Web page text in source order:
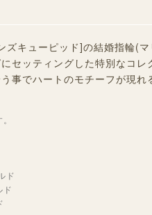
キューピッド]の結婚指輪(
セッティングした特別なコ
事でハートのモチーフが現
ド
ド